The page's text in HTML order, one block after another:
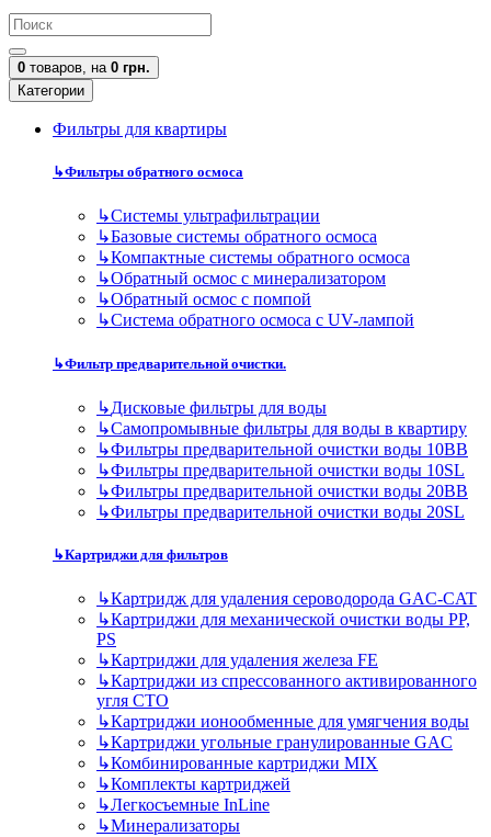
0 товаров, на 0 грн.
Категории
Фильтры для квартиры
↳Фильтры обратного осмоса
↳Cистемы ультрафильтрации
↳Базовые системы обратного осмоса
↳Компактные системы обратного осмоса
↳Обратный осмос с минерализатором
↳Обратный осмос с помпой
↳Система обратного осмоса с UV-лампой
↳Фильтр предварительной очистки.
↳Дисковые фильтры для воды
↳Самопромывные фильтры для воды в квартиру
↳Фильтры предварительной очистки воды 10BB
↳Фильтры предварительной очистки воды 10SL
↳Фильтры предварительной очистки воды 20BB
↳Фильтры предварительной очистки воды 20SL
↳Картриджи для фильтров
↳Картридж для удаления сероводорода GAC-CAT
↳Картриджи для механической очистки воды PP,
PS
↳Картриджи для удаления железа FE
↳Картриджи из спрессованного активированного
угля CTO
↳Картриджи ионообменные для умягчения воды
↳Картриджи угольные гранулированные GAC
↳Комбинированные картриджи MIX
↳Комплекты картриджей
↳Легкосъемные InLine
↳Минерализаторы